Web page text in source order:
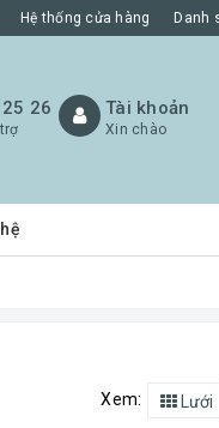
Hệ thống cửa hàng Danh
26 Tài khoản
Xin chào
Xem: Lưới